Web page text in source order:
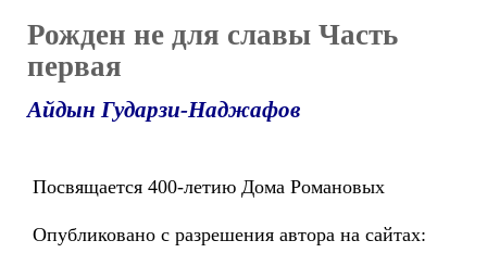
Рожден не для славы Часть
первая
Айдын Гударзи-Наджафов
Посвящается 400-летию Дома Романовых
Опубликовано с разрешения автора на сайтах: